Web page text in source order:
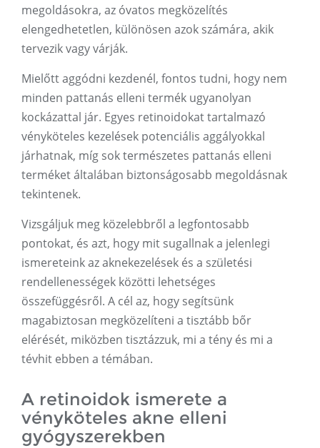
megoldásokra, az óvatos megközelítés
elengedhetetlen, különösen azok számára, akik
tervezik vagy várják.
Mielőtt aggódni kezdenél, fontos tudni, hogy nem
minden pattanás elleni termék ugyanolyan
kockázattal jár. Egyes retinoidokat tartalmazó
vényköteles kezelések potenciális aggályokkal
járhatnak, míg sok természetes pattanás elleni
terméket általában biztonságosabb megoldásnak
tekintenek.
Vizsgáljuk meg közelebbről a legfontosabb
pontokat, és azt, hogy mit sugallnak a jelenlegi
ismereteink az aknekezelések és a születési
rendellenességek közötti lehetséges
összefüggésről. A cél az, hogy segítsünk
magabiztosan megközelíteni a tisztább bőr
elérését, miközben tisztázzuk, mi a tény és mi a
tévhit ebben a témában.
A retinoidok ismerete a
vényköteles akne elleni
gyógyszerekben